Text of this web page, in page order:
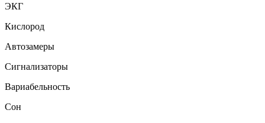
ЭКГ
Кислород
Автозамеры
Сигнализаторы
Вариабельность
Сон